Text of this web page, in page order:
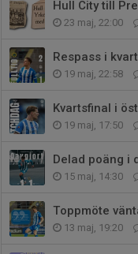
Hull City till
23 maj, 22:00
Respass i
19 maj, 22:58
Kvartsfinal i
19 maj, 17:50
Delad poäng i
15 maj, 14:30
Toppmöte
13 maj, 19:20